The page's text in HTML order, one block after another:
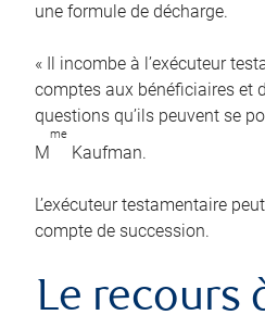
une formule de décharge.
« Il incombe à l’exécuteur
comptes aux bénéficiaires et
questions qu’ils peuvent se
M
me
Kaufman.
L’exécuteur testamentaire
compte de succession.
Le recours